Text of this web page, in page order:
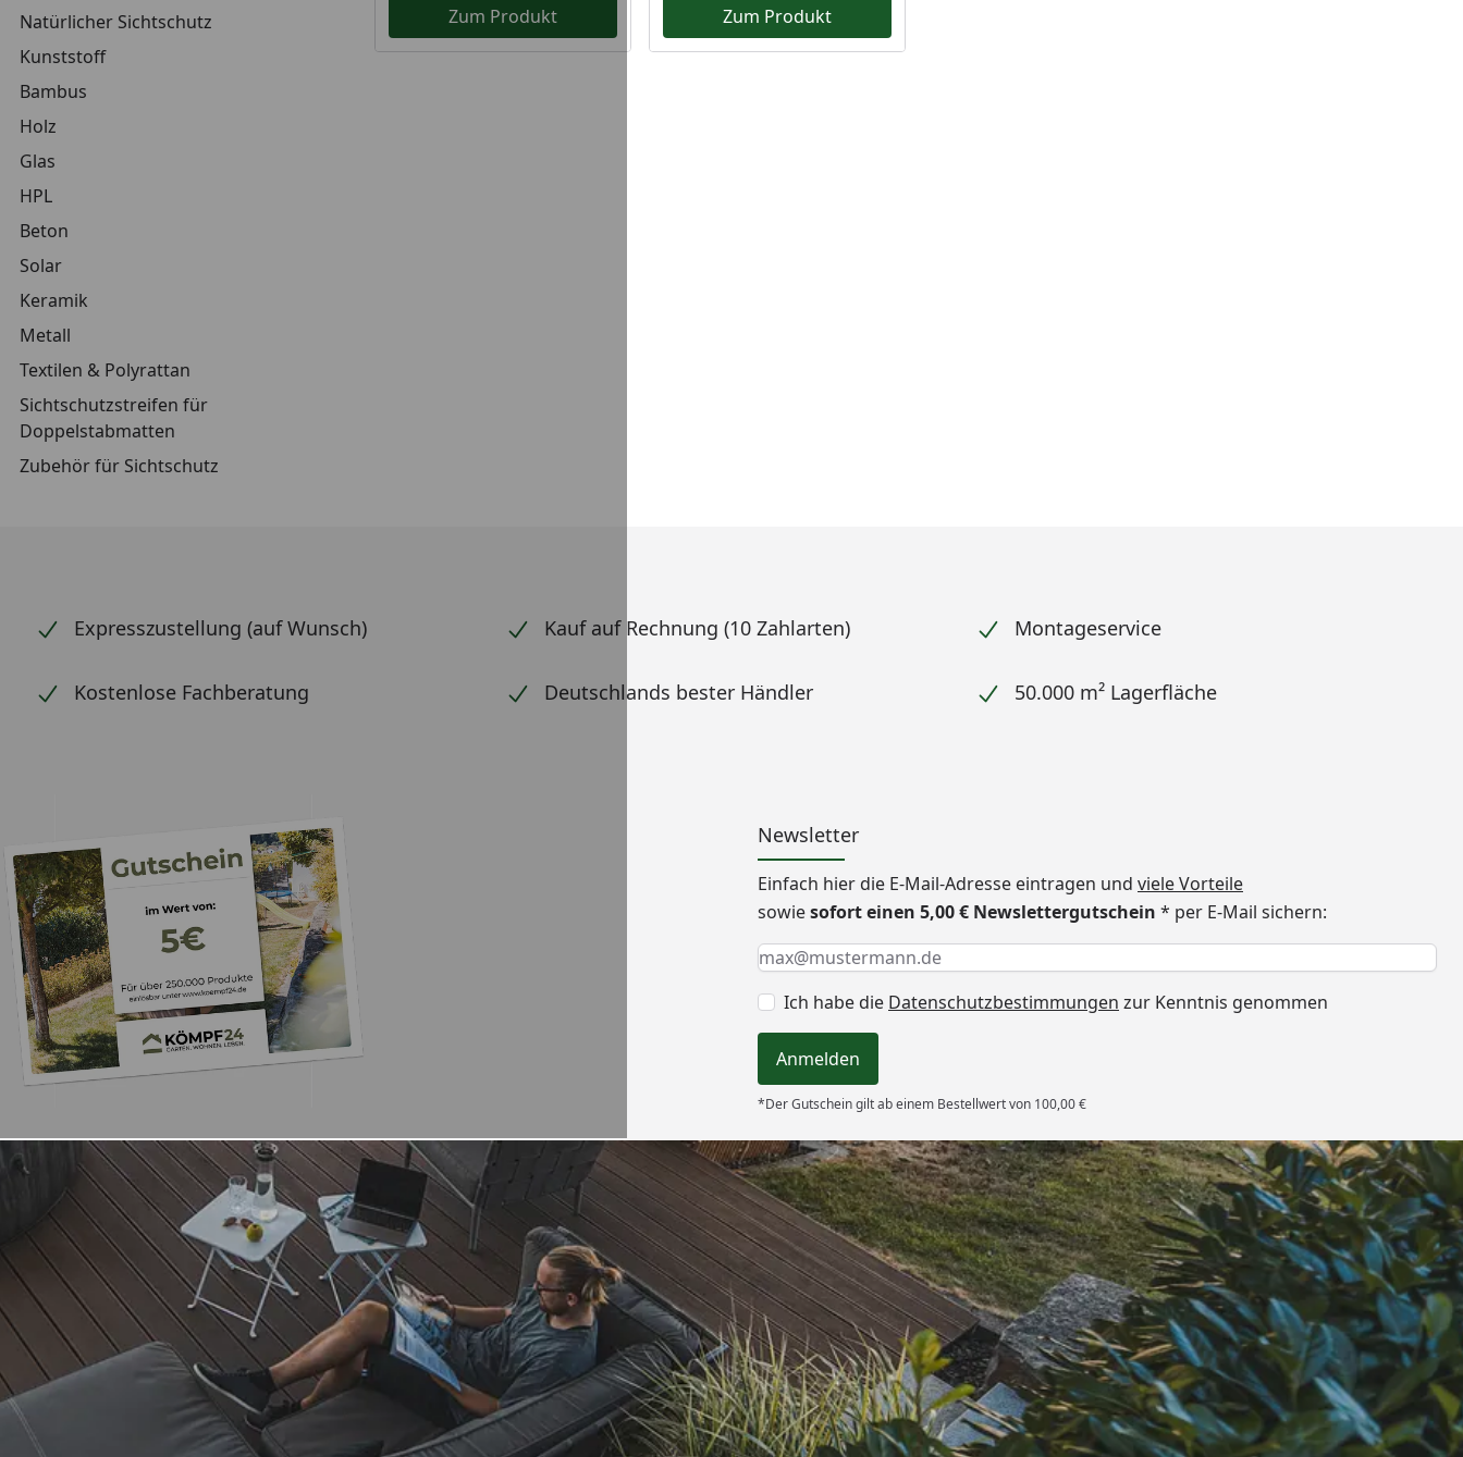
Natürlicher Sichtschutz
Kunststoff
Bambus
Holz
Glas
HPL
Beton
Solar
Keramik
Metall
Textilen & Polyrattan
Sichtschutzstreifen für
Doppelstabmatten
Zubehör für Sichtschutz
Zum Produkt Zum Produkt
Expresszustellung (auf Wunsch) Kauf auf Rechnung (10 Zahlarten) Montageservice
Kostenlose Fachberatung Deutschlands bester Händler 50.000 m² Lagerfläche
Newsletter
Einfach hier die E-Mail-Adresse eintragen und viele Vorteile
sowiesofort einen 5,00 € Newslettergutschein * per E-Mail sichern:
Keine Eingabe erforderlich
Eingabe erforderlich
E-Mail *
Ich habe die Datenschutzbestimmungen zur Kenntnis genommen
Anmelden
*Der Gutschein gilt ab einem Bestellwert von 100,00 €
Trusted Shops
4,65/ 5
2.125 Bewertungen
„Schnelle Lieferung, gut
verpackt“
17.07.2026
Versand
Auszeichnungen Akzeptierte Zahlungsarten